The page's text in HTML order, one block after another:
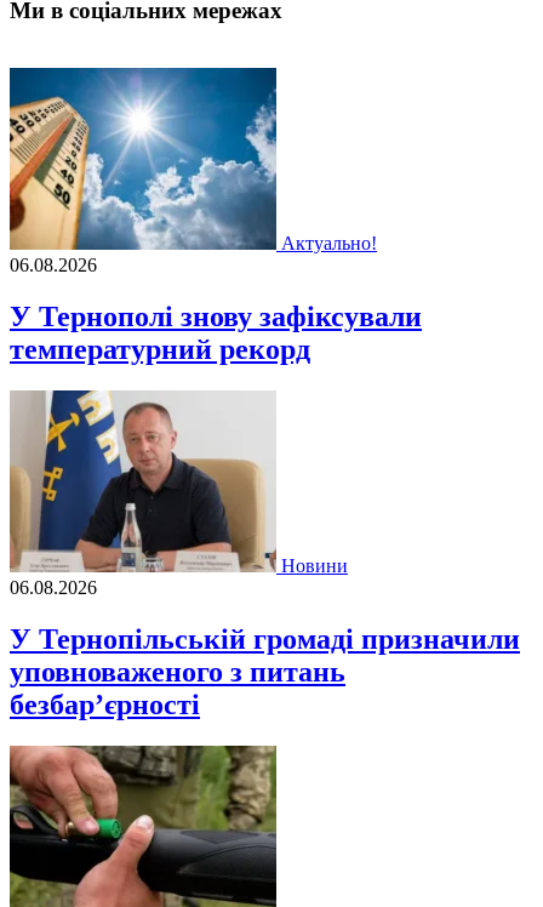
Ми в соціальних мережах
Актуально!
06.08.2026
У Тернополі знову зафіксували
температурний рекорд
Новини
06.08.2026
У Тернопільській громаді призначили
уповноваженого з питань
безбар’єрності